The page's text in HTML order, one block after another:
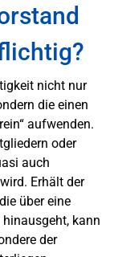
nicht nur
die einen
aufwenden.
oder
auch
Erhält der
über eine
kann
der